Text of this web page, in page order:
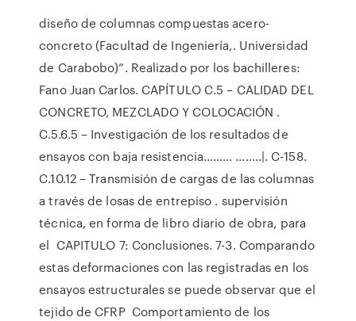
diseño de columnas compuestas acero-
concreto (Facultad de Ingeniería,. Universidad
de Carabobo)”. Realizado por los bachilleres:
Fano Juan Carlos. CAPÍTULO C.5 – CALIDAD DEL
CONCRETO, MEZCLADO Y COLOCACIÓN .
C.5.6.5 – Investigación de los resultados de
ensayos con baja resistencia……… ……..|. C-158.
C.10.12 – Transmisión de cargas de las columnas
a través de losas de entrepiso . supervisión
técnica, en forma de libro diario de obra, para
el CAPITULO 7: Conclusiones. 7-3. Comparando
estas deformaciones con las registradas en los
ensayos estructurales se puede observar que el
tejido de CFRP Comportamiento de los